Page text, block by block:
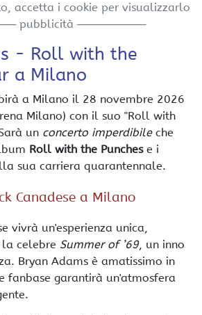
accetta i cookie per visualizzarlo
pubblicità ─────────
- Roll with the
a Milano
a Milano il 28 novembre 2026
Milano) con il suo "Roll with
un concerto imperdibileche
Roll with the Punchese i
sua carriera quarantennale.
Canadese a Milano
vivrà un'esperienza unica,
celebre Summer of ’69, un inno
Bryan Adams è amatissimo in
fanbase garantirà un'atmosfera